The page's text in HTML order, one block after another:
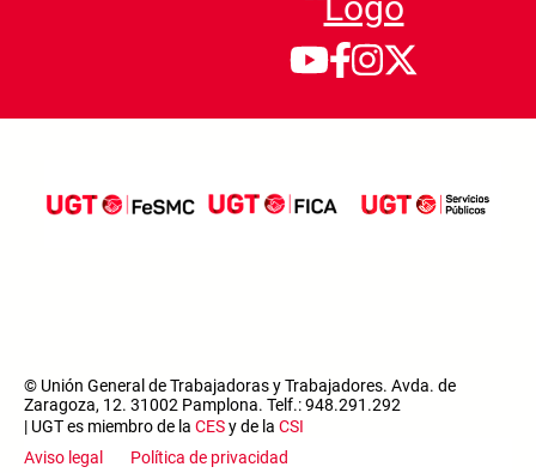
© Unión General de Trabajadoras y Trabajadores. Avda. de
Zaragoza, 12. 31002 Pamplona. Telf.: 948.291.292
| UGT es miembro de la CESy de la CSI
Aviso legal
Política de privacidad